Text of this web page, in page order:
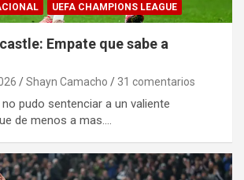
UEFA CHAMPIONS LEAGUE
Empate que sabe a
Shayn Camacho 31 comentarios
no pudo sentenciar a un valiente
de menos a mas.…